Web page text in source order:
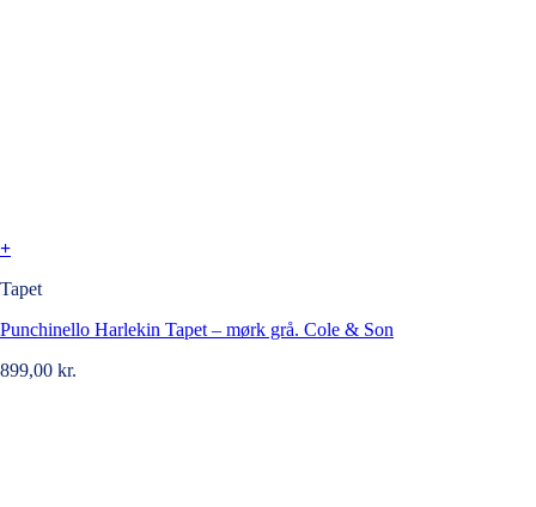
+
Tapet
Punchinello Harlekin Tapet – mørk grå. Cole & Son
899,00 kr.